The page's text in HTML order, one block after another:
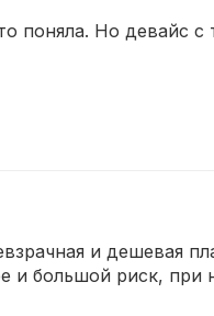
поняла. Но девайс с
и дешевая
и большой риск, при